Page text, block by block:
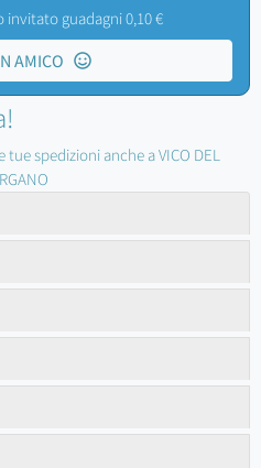
invitato guadagni 0,10 €
AMICO
spedizioni anche a VICO DEL